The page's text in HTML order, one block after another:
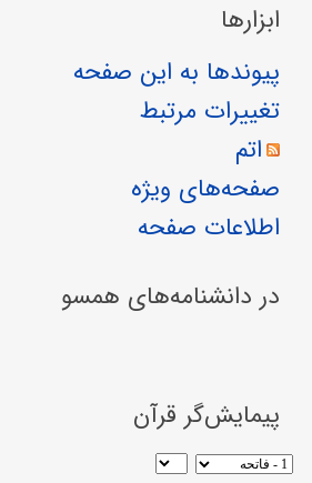
ابزارها
پیوندها به این صفحه
تغییرات مرتبط
اتم
صفحه‌های ویژه
اطلاعات صفحه
در دانشنامه‌های همسو
پیمایش‌گر قرآن